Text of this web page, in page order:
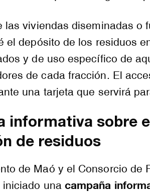
las viviendas diseminadas o
el depósito de los residuos
y de uso específico de
de cada fracción. El
una tarjeta que servirá
informativa sobre
de residuos
de Maó y el Consorcio de
iniciado una campaña